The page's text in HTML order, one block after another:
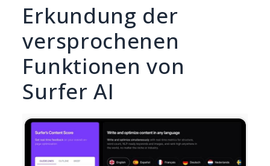
Erkundung der
versprochenen
Funktionen von
Surfer AI